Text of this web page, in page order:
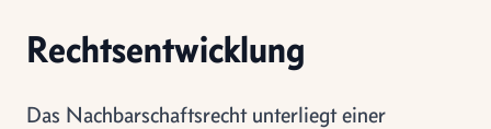
Rechtsentwicklung
Das Nachbarschaftsrecht unterliegt einer